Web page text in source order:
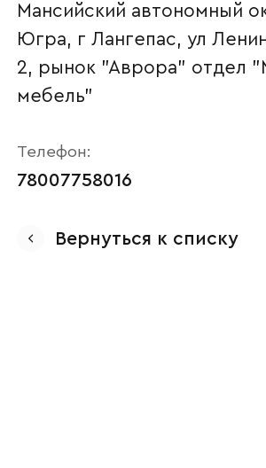
Мансийский автономный
Югра, г Лангепас, ул
2, рынок "Аврора" отдел
мебель"
Телефон:
78007758016
Вернуться к списку
Ваше имя
Наименование